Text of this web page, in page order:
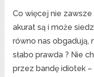
Co więcej nie
akurat są i może
równo nas obgadują,
słabo prawda ? Nie
przez bandę idiotek –